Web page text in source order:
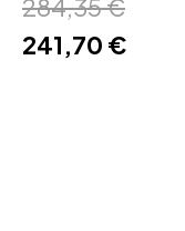
284,35 €
241,70 €